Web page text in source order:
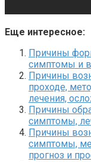
Еще интересное:
Причины
симптомы и
Причины
проходе,
лечения,
Причины
симптомы,
Причины
симптомы,
прогноз и